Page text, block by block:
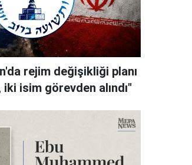
rejim değişikliği planı
iki isim görevden alındı"